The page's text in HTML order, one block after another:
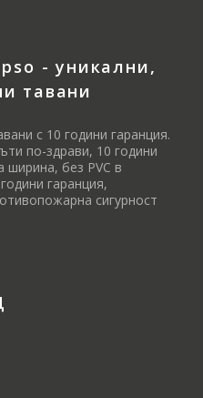
- уникални,
тавани
с 10 години гаранция.
по-здрави, 10 години
ширина, без PVC в
гаранция,
сигурност